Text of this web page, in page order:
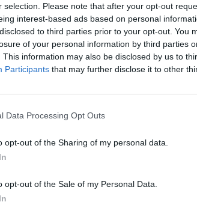
selection. Please note that after your opt-out
interest-based ads based on personal
to third parties prior to your opt-out. You
of your personal information by third parties
This information may also be disclosed by us to
Participants that may further disclose it to other
Data Processing Opt Outs
opt-out of the Sharing of my personal data.
opt-out of the Sale of my Personal Data.
εμπορίου,
γύρω από την τεχνητή
βαρύτητα μετά τις τελευταίες
πλήγματα έπειτα από επιθέσεις
Ορμούζ, ενώ ο πρόεδρος Ντόναλντ
με το Ιράν και άφησε ανοικτό το
Ερευνών του ΔΝΤ, Πέτια Κόεβα
Μια νέα κλιμάκωση της
έντονη μεταβλητότητα στις τιμές